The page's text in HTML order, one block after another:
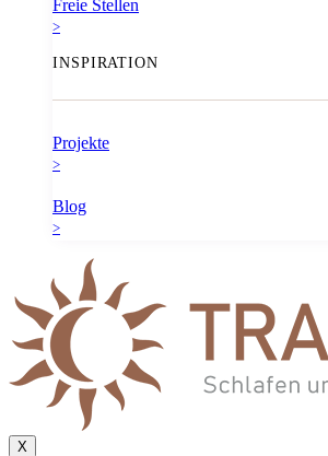
Freie Stellen
>
INSPIRATION
Projekte
>
Blog
>
X